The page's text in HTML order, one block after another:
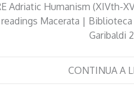
Adriatic Humanism (XIVth-
Macerata |
Garibaldi
CONTINUA A